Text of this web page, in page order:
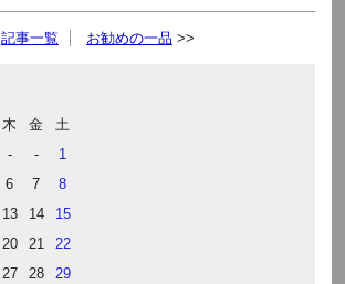
記事一覧 お勧めの一品
木 金
土
- -
1
6 7
8
13 14
15
20 21
22
27 28
29